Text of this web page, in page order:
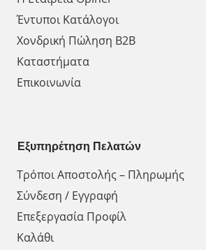
Έντυποι Κατάλογοι
Χονδρική Πώληση Β2Β
Καταστήματα
Επικοινωνία
Εξυπηρέτηση Πελατών
Τρόποι Αποστολής – Πληρωμής
Σύνδεση / Εγγραφή
Επεξεργασία Προφίλ
Καλάθι